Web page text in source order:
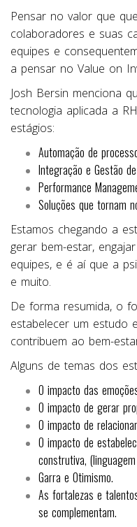
Pensar no valor que
colaboradores e suas
equipes e
a pensar no Value on
Josh Bersin menciona
tecnologia aplicada a
estágios:
Automação de
Integração e Gestão
Performance
Soluções que tornam
Estamos chegando a
gerar bem-estar,
equipes, e é aí que a
e muito.
De forma resumida, o
estabelecer um estudo
contribuem ao bem-
Alguns de temas dos
O impacto das
O impacto de gerar
O impacto de
O impacto de
construtiva,
Garra e Otimismo.
As fortalezas e
se complementam.